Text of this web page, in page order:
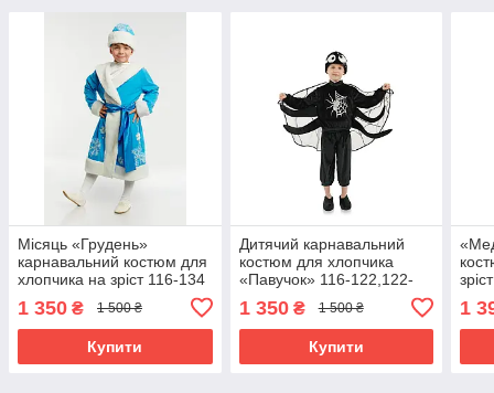
Місяць «Грудень»
карнавальний костюм для
хлопчика на зріст 116-134
1 350 ₴ 1 500 ₴
Купити
Дитячий карнавальний
костюм для хлопчика
«Павучок» 116-122,122-
1 350₴ 1 500 ₴
Купити
1